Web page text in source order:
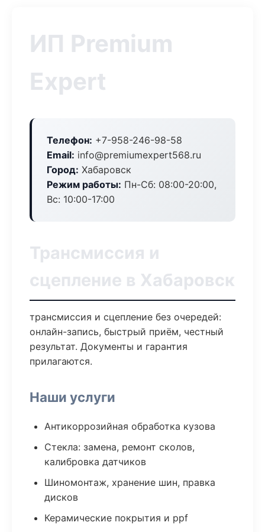
ИП Premium
Expert
Телефон: +7-958-246-98-58
Email: info@premiumexpert568.ru
Город: Хабаровск
Режим работы: Пн-Сб: 08:00-20:00,
Вс: 10:00-17:00
Трансмиссия и
сцепление в Хабаровск
трансмиссия и сцепление без очередей:
онлайн-запись, быстрый приём, честный
результат. Документы и гарантия
прилагаются.
Наши услуги
Антикоррозийная обработка кузова
Стекла: замена, ремонт сколов,
калибровка датчиков
Шиномонтаж, хранение шин, правка
дисков
Керамические покрытия и ppf